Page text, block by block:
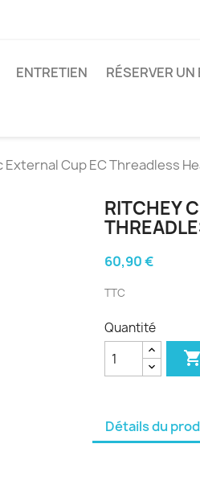
ENTRETIEN RÉSERVER UN
External Cup EC Threadless
RITCHEY
60,90 €
TTC
Quantité

Détails du